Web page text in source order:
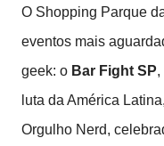
O Shopping Parque
eventos mais
geek: o Bar Fight SP,
luta da América
Orgulho Nerd,